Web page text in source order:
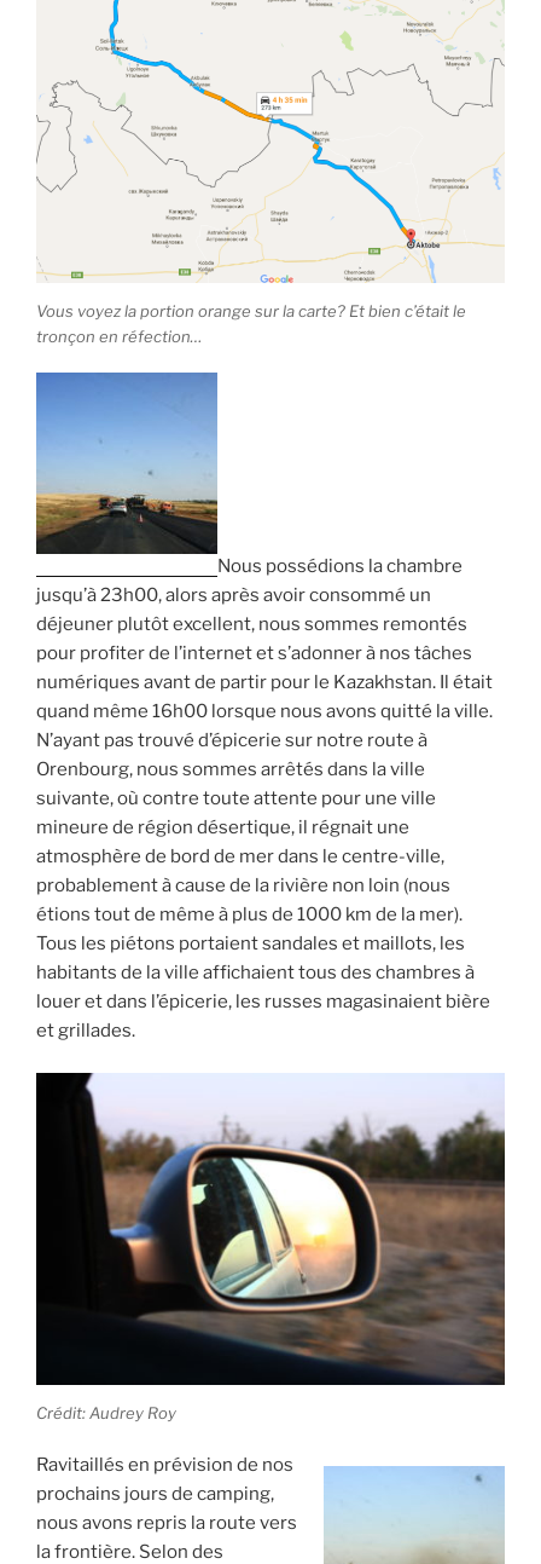
Vous voyez la portion orange sur la carte? Et bien c’était le
tronçon en réfection…
Nous possédions la chambre
jusqu’à 23h00, alors après avoir consommé un
déjeuner plutôt excellent, nous sommes remontés
pour profiter de l’internet et s’adonner à nos tâches
numériques avant de partir pour le Kazakhstan. Il était
quand même 16h00 lorsque nous avons quitté la ville.
N’ayant pas trouvé d’épicerie sur notre route à
Orenbourg, nous sommes arrêtés dans la ville
suivante, où contre toute attente pour une ville
mineure de région désertique, il régnait une
atmosphère de bord de mer dans le centre-ville,
probablement à cause de la rivière non loin (nous
étions tout de même à plus de 1000 km de la mer).
Tous les piétons portaient sandales et maillots, les
habitants de la ville affichaient tous des chambres à
louer et dans l’épicerie, les russes magasinaient bière
et grillades.
Crédit: Audrey Roy
Ravitaillés en prévision de nos
prochains jours de camping,
nous avons repris la route vers
la frontière. Selon des